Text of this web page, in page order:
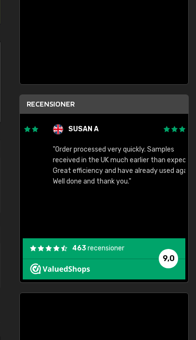
RECENSIONER
SUSAN A
"Order processed very quickly. Samples
received in the UK much earlier than expected.
Great efficiency and have already used again.
Well done and thank you."
9,0
463recensioner